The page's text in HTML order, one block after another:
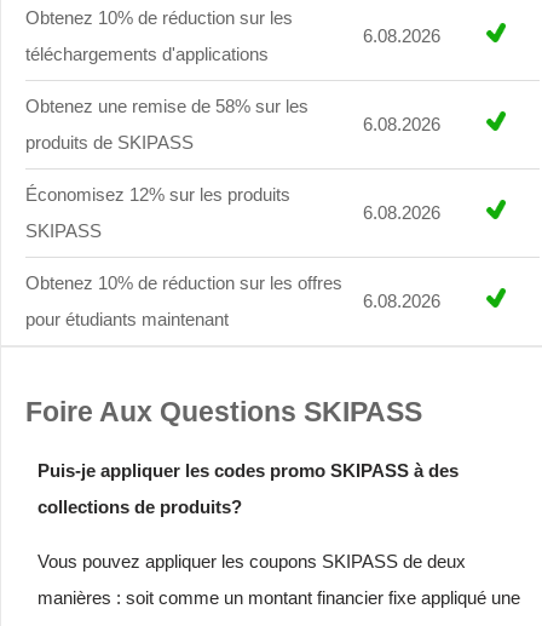
Obtenez 10% de réduction sur les
téléchargements d'applications
6.08.2026
Obtenez une remise de 58% sur les
produits de SKIPASS
6.08.2026
Économisez 12% sur les produits
SKIPASS
6.08.2026
Obtenez 10% de réduction sur les offres
pour étudiants maintenant
6.08.2026
Foire Aux Questions SKIPASS
Puis-je appliquer les codes promo SKIPASS à des
collections de produits?
Vous pouvez appliquer les coupons SKIPASS de deux
manières : soit comme un montant financier fixe appliqué une